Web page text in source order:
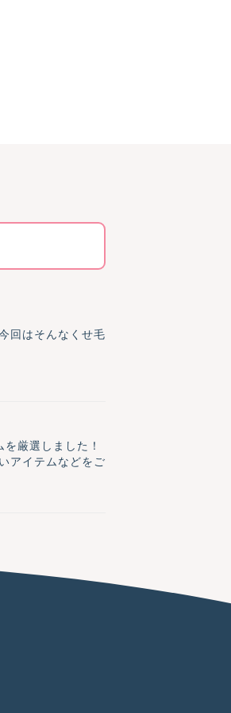
回はそんなくせ毛
厳選しました！
アイテムなどをご